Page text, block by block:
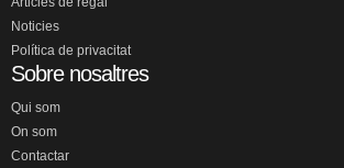
Noticies
Política de privacitat
Sobre nosaltres
Qui som
On som
Contactar